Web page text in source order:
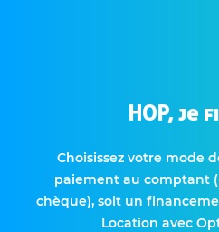
HOP, je
Choisissez votre mode
paiement au comptant
chèque), soit un
Location avec